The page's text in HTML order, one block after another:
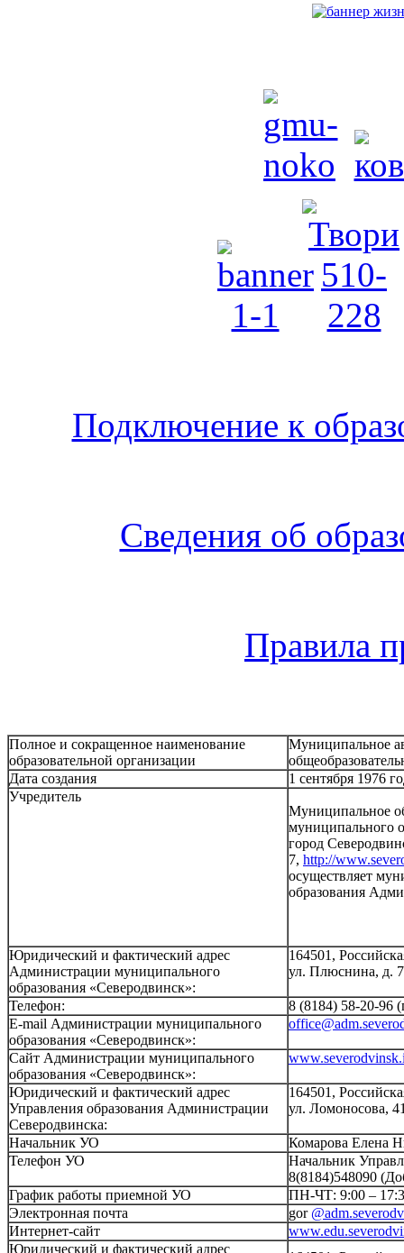
Подключение к
Сведения об
Правила
Полное и сокращенное наименование
образовательной организации
Муниципальное
Дата создания
1 сентября 1976
Учредитель
Муниципальное
муниципального
город
7, http://
осуществляет
образования
Юридический и фактический адрес
Администрации муниципального
образования «Северодвинск»:
164501,
ул. Плюснина, д. 7
Телефон:
8 (8184) 58-20-96
E-mail Администрации муниципального
образования «Северодвинск»:
Сайт Администрации муниципального
образования «Северодвинск»:
Юридический и фактический адрес
Управления образования Администрации
Северодвинска:
164501,
ул. Ломоносова,
Начальник УО
Комарова Елена
Телефон УО
Начальник
8(8184)548090
График работы приемной УО
ПН-ЧТ: 9:00 –
Электронная почта
gor
Интернет-сайт
Юридический и фактический адрес